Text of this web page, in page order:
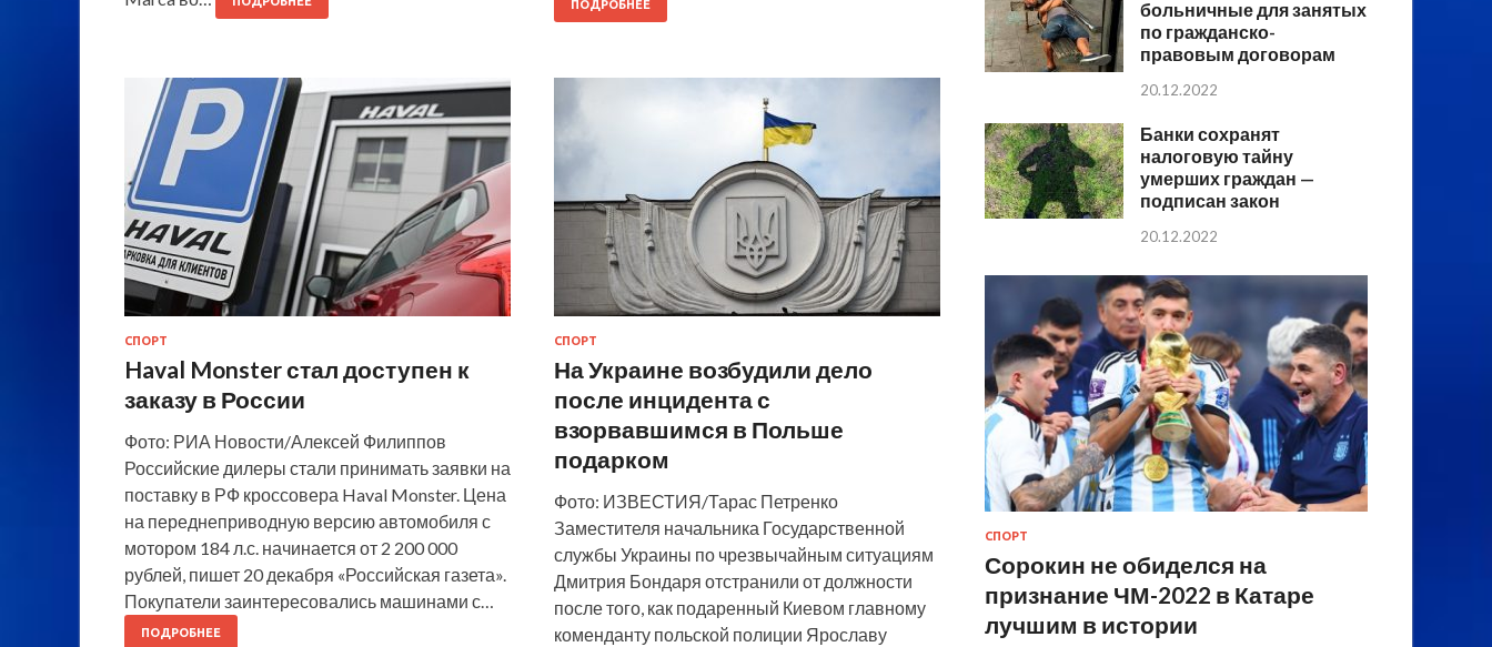
ПОДРОБНЕЕ
СПОРТ
Haval Monster стал доступен к
заказу в России
Фото: РИА Новости/Алексей Филиппов
Российские дилеры стали принимать заявки на
поставку в РФ кроссовера Haval Monster. Цена
на переднеприводную версию автомобиля с
мотором 184 л.с. начинается от 2 200 000
рублей, пишет 20 декабря «Российская газета».
Покупатели заинтересовались машинами с…
ПОДРОБНЕЕ
СПОРТ
На Украине возбудили дело
после инцидента с
взорвавшимся в Польше
подарком
Фото: ИЗВЕСТИЯ/Тарас Петренко
Заместителя начальника Государственной
службы Украины по чрезвычайным ситуациям
Дмитрия Бондаря отстранили от должности
после того, как подаренный Киевом главному
коменданту польской полиции Ярославу
больничные для занятых
по гражданско-
правовым договорам
20.12.2022
Банки сохранят
налоговую тайну
умерших граждан —
подписан закон
20.12.2022
СПОРТ
Сорокин не обиделся на
признание ЧМ-2022 в Катаре
лучшим в истории